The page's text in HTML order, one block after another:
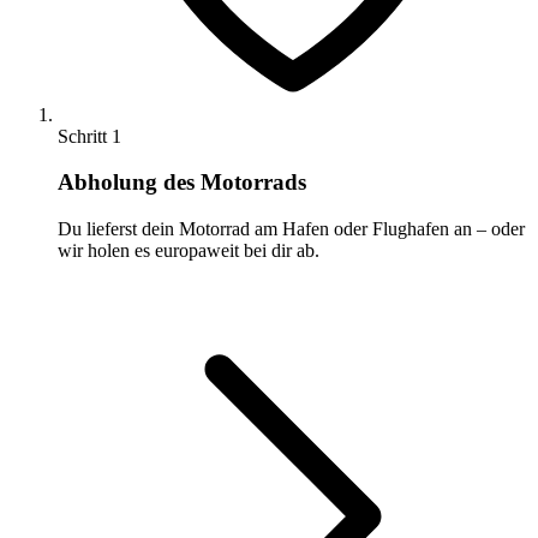
Schritt 1
Abholung des Motorrads
Du lieferst dein Motorrad am Hafen oder Flughafen an – oder
wir holen es europaweit bei dir ab.